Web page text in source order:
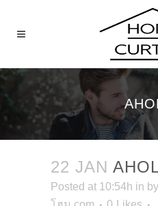
22 JAN
Posted at 10:54h in by